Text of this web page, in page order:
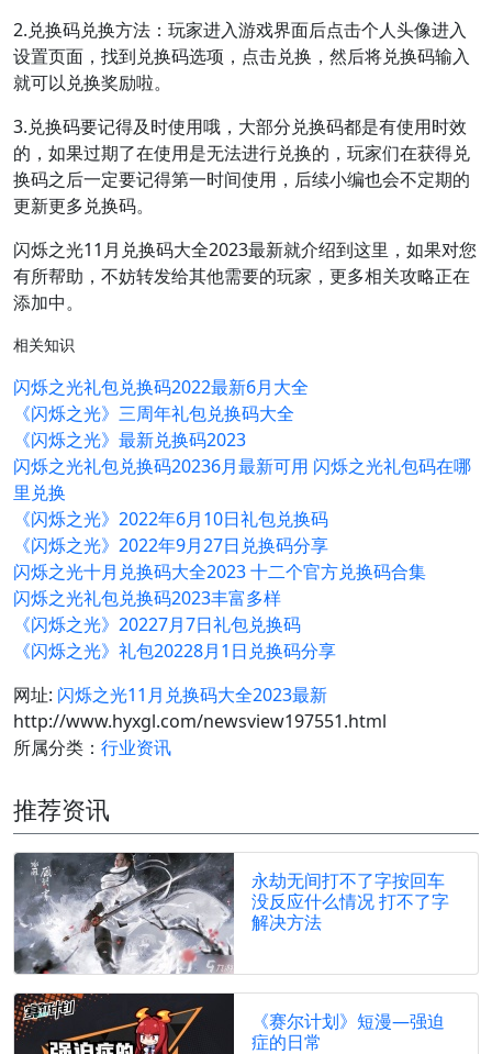
2.兑换码兑换方法：玩家进入游戏界面后点击个人头像进入
设置页面，找到兑换码选项，点击兑换，然后将兑换码输入
就可以兑换奖励啦。
3.兑换码要记得及时使用哦，大部分兑换码都是有使用时效
的，如果过期了在使用是无法进行兑换的，玩家们在获得兑
换码之后一定要记得第一时间使用，后续小编也会不定期的
更新更多兑换码。
闪烁之光11月兑换码大全2023最新就介绍到这里，如果对您
有所帮助，不妨转发给其他需要的玩家，更多相关攻略正在
添加中。
相关知识
闪烁之光礼包兑换码2022最新6月大全
《闪烁之光》三周年礼包兑换码大全
《闪烁之光》最新兑换码2023
闪烁之光礼包兑换码20236月最新可用 闪烁之光礼包码在哪
里兑换
《闪烁之光》2022年6月10日礼包兑换码
《闪烁之光》2022年9月27日兑换码分享
闪烁之光十月兑换码大全2023 十二个官方兑换码合集
闪烁之光礼包兑换码2023丰富多样
《闪烁之光》20227月7日礼包兑换码
《闪烁之光》礼包20228月1日兑换码分享
网址: 闪烁之光11月兑换码大全2023最新
http://www.hyxgl.com/newsview197551.html
所属分类： 行业资讯
推荐资讯
永劫无间打不了字按回车
没反应什么情况 打不了字
解决方法
《赛尔计划》短漫—强迫
症的日常